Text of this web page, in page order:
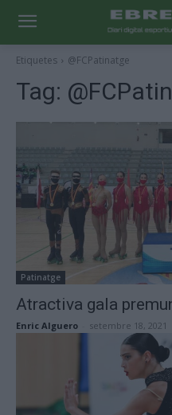
Etiquetes @FCPatinatge
Tag:
Patinatge
Atractiva gala
Enric Alguero setembre 18, 2021